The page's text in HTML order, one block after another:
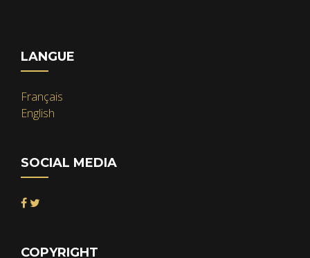
LANGUE
Français
English
SOCIAL MEDIA
COPYRIGHT